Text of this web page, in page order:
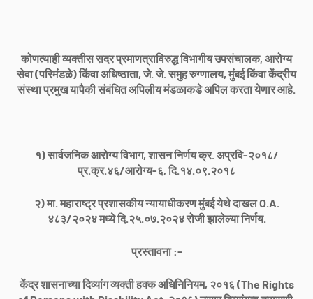
कोणत्याही व्यक्तीस सदर प्रमाणत्राविरुद्ध विभागीय उपसंचालक, आरोग्य
सेवा (परिमंडळे) किंवा अधिष्ठाता, जे. जे. समुह रुग्णालय, मुंबई किंवा केंद्रीय
संस्था प्रमुख यापैकी संबंधित अपिलीय मंडळाकडे अपिल करता येणार आहे.
१) सार्वजनिक आरोग्य विभाग, शासन निर्णय क्र. अप्रवि-२०१८/
प्र.क्र.४६/आरोग्य-६, दि.१४.०९.२०१८
२) मा. महाराष्ट्र प्रशासकीय न्यायाधीकरण मुंबई येथे दाखल O.A.
४८३/२०२४ मध्ये दि.२५.०७.२०२४ रोजी झालेल्या निर्णय.
प्रस्तावना :-
केंद्र शासनाच्या दिव्यांग व्यक्ती हक्क अधिनिनियम, २०१६ (The Rights